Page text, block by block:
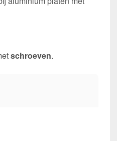
schroeven.